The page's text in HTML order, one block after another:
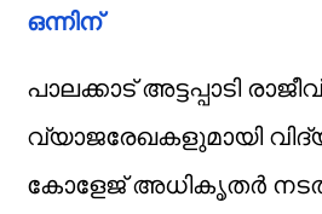
ഒന്നിന്
പാലക്കാട് അട്ടപ്പാടി
വ്യാജരേഖകളുമായി
കോളേജ് അധികൃതര്‍